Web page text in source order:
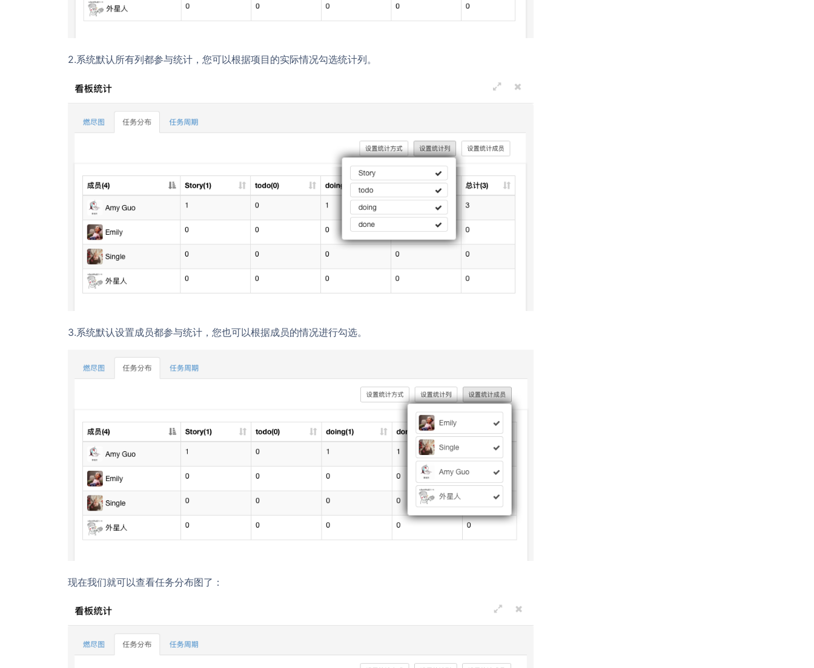
2.系统默认所有列都参与统计，您可以根据项目的实际情况勾选统计列。
3.系统默认设置成员都参与统计，您也可以根据成员的情况进行勾选。
现在我们就可以查看任务分布图了：